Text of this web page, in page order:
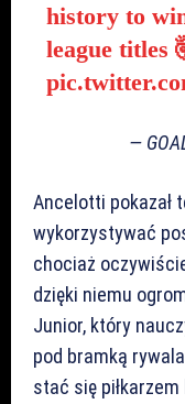
history to
league titles
—
Ancelotti pokazał
wykorzystywać
chociaż
dzięki niemu
Junior, który
pod bramką
stać się